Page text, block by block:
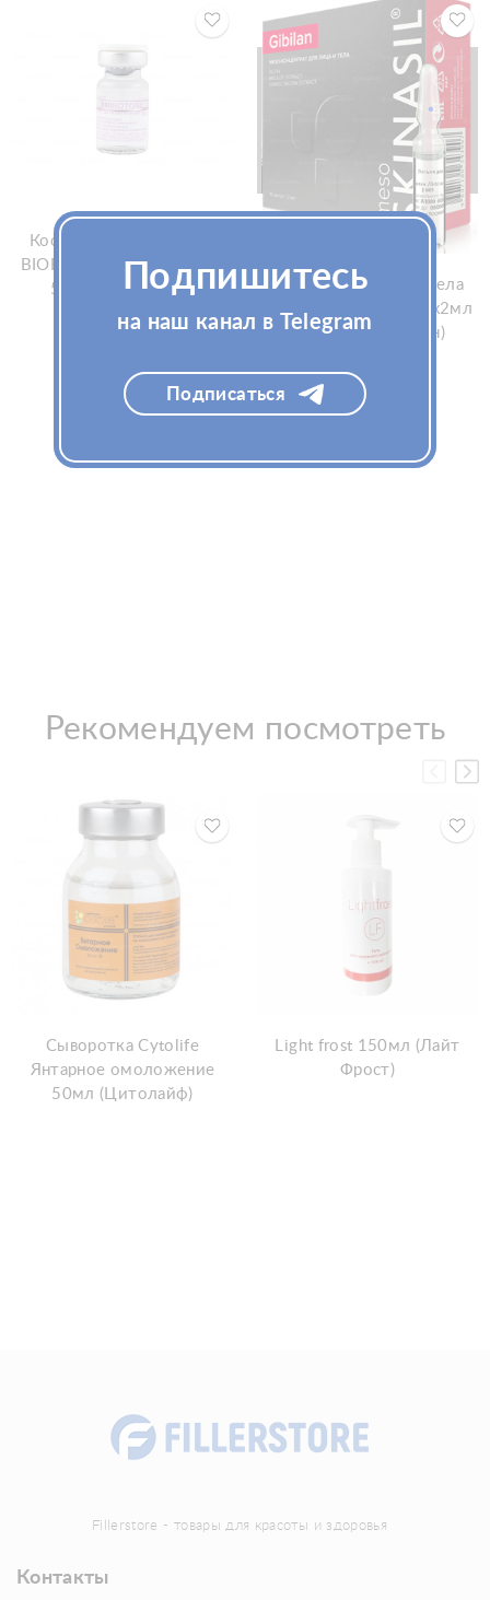
Косметический лосьон
BIOFORMULA Aminotonic,
5мл (Биоформула
Узнать цену
Мезококтейль для тела
Skinasil Gibilan 10ампx2мл
(Скинасил Гибилан)
Рекомендуем посмотреть
Сыворотка Cytolife
Янтарное омоложение
50мл (Цитолайф)
Light frost 150мл (Лайт
Фрост)
Fillerstore - товары для красоты и здоровья
Контакты
Подпишитесь
на наш канал в Telegram
Подписаться